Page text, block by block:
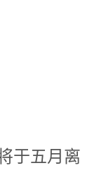
于五月离